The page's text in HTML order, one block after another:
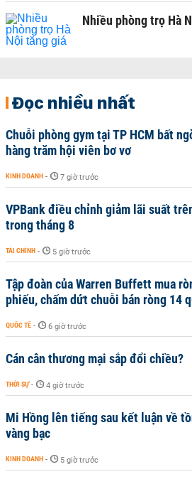
Nhiều phòng trọ Hà
Đọc nhiều nhất
Chuỗi phòng gym tại TP HCM bất
hàng trăm hội viên bơ vơ
KINH DOANH - 7 giờ trước
VPBank điều chỉnh giảm lãi suất
trong tháng 8
TÀI CHÍNH - 5 giờ trước
Tập đoàn của Warren Buffett mua
phiếu, chấm dứt chuỗi bán ròng 14
QUỐC TẾ - 6 giờ trước
Cán cân thương mại sắp đổi chiều?
THỜI SỰ - 4 giờ trước
Mi Hồng lên tiếng sau kết luận về
vàng bạc
KINH DOANH - 5 giờ trước